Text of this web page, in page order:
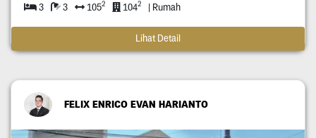
3 3 1052 1042 | Rumah
Lihat Detail
FELIX ENRICO EVAN HARIANTO